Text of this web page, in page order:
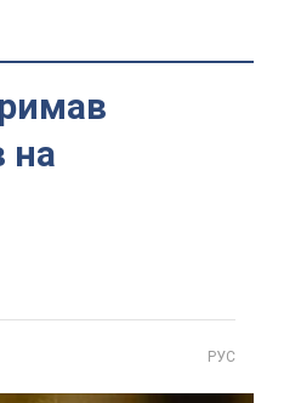
на
РУС